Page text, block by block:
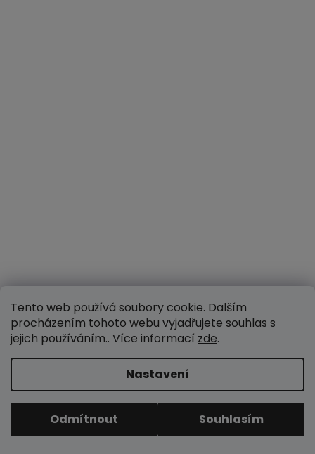
Tento web používá soubory cookie. Dalším
procházením tohoto webu vyjadřujete souhlas s
jejich používáním.. Více informací zde.
Nastavení
Odmítnout Souhlasím
Blog proutěné zboží
Jak osázet proutěný květináč? 5 rad pro krásnou
terasu
Proutí a živé rostliny k sobě neodmyslitelně patří. Kombinace
zelených listů, barevných květů a hřej...
Průvodce výběrem košíku na hřiby